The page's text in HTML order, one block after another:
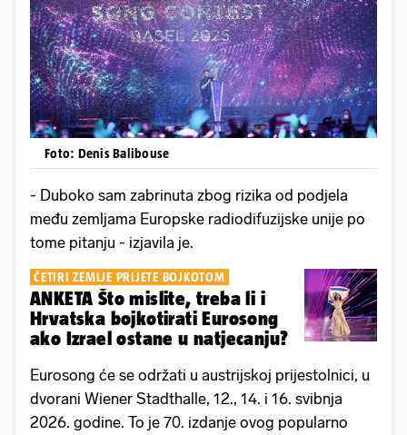
Foto: Denis Balibouse
- Duboko sam zabrinuta zbog rizika od podjela
među zemljama Europske radiodifuzijske unije po
tome pitanju - izjavila je.
ČETIRI ZEMLJE PRIJETE BOJKOTOM
ANKETA Što mislite, treba li i
Hrvatska bojkotirati Eurosong
ako Izrael ostane u natjecanju?
Eurosong će se održati u austrijskoj prijestolnici, u
dvorani Wiener Stadthalle, 12., 14. i 16. svibnja
2026. godine. To je 70. izdanje ovog popularno